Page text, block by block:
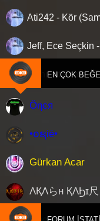
Ati242 - Kör
Mahmut Orhan,
EN ÇOK
Öηєя
•໐ຊiē•
Gürkan Acar
ΛҚΛらн ҚΛϦɪ尺